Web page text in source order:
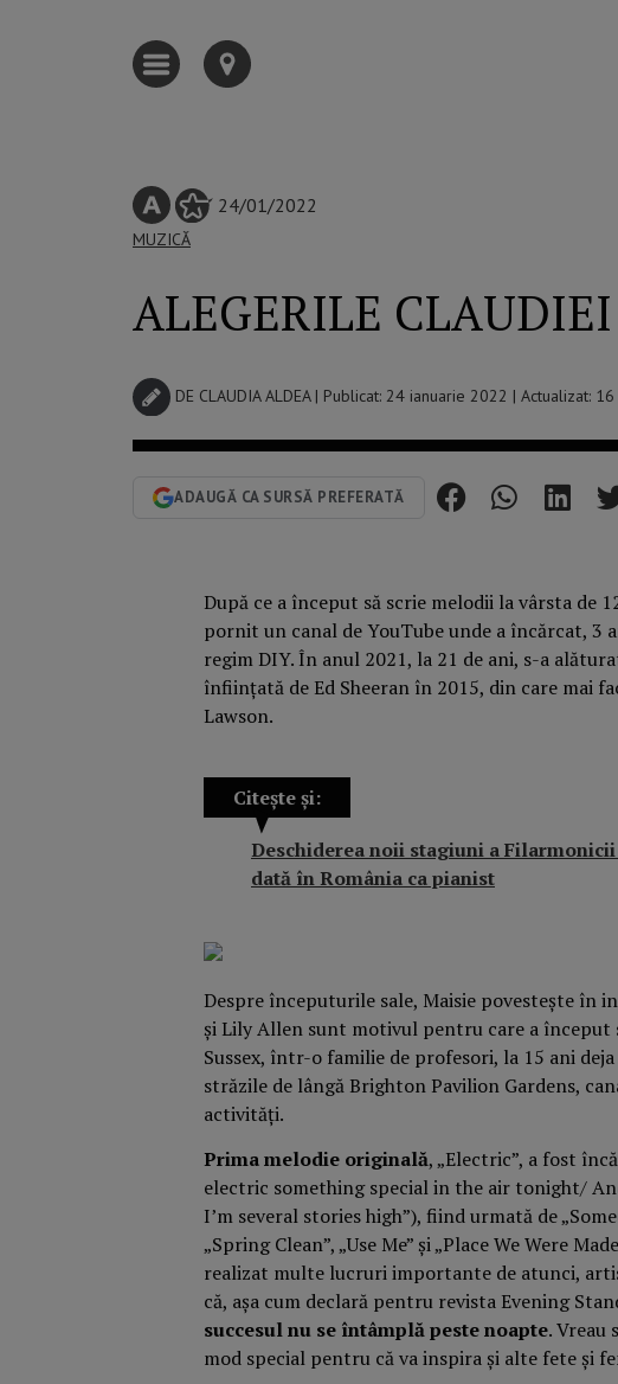
24/01/2022
MUZICĂ
ALEGERILE
DE CLAUDIA ALDEA | Publicat: 24 ianuarie 2022 | Actualizat:
ADAUGĂ CA SURSĂ PREFERATĂ
După ce a început să scrie melodii la vârsta de
pornit un canal de YouTube unde a încărcat, 3
regim DIY. În anul 2021, la 21 de ani, s-a
înființată de Ed Sheeran în 2015, din care mai
Lawson.
Citește și:
Deschiderea noii stagiuni a
dată în România ca pianist
Despre începuturile sale, Maisie povestește în
și Lily Allen sunt motivul pentru care a început
Sussex, într-o familie de profesori, la 15 ani
străzile de lângă Brighton Pavilion Gardens,
activități.
Prima melodie originală, „Electric”, a fost
electric something special in the air tonight/
I’m several stories high”), fiind urmată de
„Spring Clean”, „Use Me” și „Place We Were
realizat multe lucruri importante de atunci,
că, așa cum declară pentru revista Evening
succesul nu se întâmplă peste noapte. Vreau
mod special pentru că va inspira și alte fete și